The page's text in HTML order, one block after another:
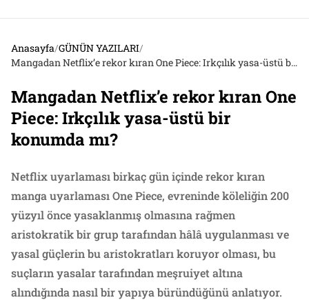
Anasayfa/GÜNÜN YAZILARI/
Mangadan Netflix’e rekor kıran One Piece: Irkçılık yasa-üstü bir konumda mı?
Mangadan Netflix’e rekor kıran One
Piece: Irkçılık yasa-üstü bir
konumda mı?
Netflix uyarlaması birkaç gün içinde rekor kıran
manga uyarlaması One Piece, evreninde köleliğin 200
yüzyıl önce yasaklanmış olmasına rağmen
aristokratik bir grup tarafından hâlâ uygulanması ve
yasal güçlerin bu aristokratları koruyor olması, bu
suçların yasalar tarafından meşruiyet altına
alındığında nasıl bir yapıya büründüğünü anlatıyor.